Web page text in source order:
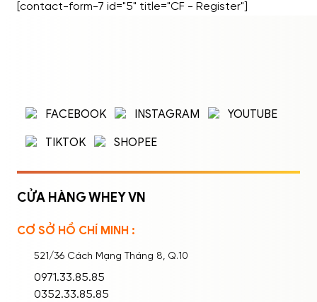
Nhóm 3: Thói Quen và Kỹ Thuật […]
Nhập tên đăng nhập/email và mật khẩu để
Ghi nhớ mật khẩu
[contact-form-7 id="5" title="CF - Register"]
FACEBOOK INSTAGRAM
YOUTUBE
TIKTOK
SHOPEE
CỬA HÀNG WHEY VN
CƠ SỞ HỒ CHÍ MINH :
521/36 Cách Mạng Tháng 8, Q.10
0971.33.85.85
0352.33.85.85